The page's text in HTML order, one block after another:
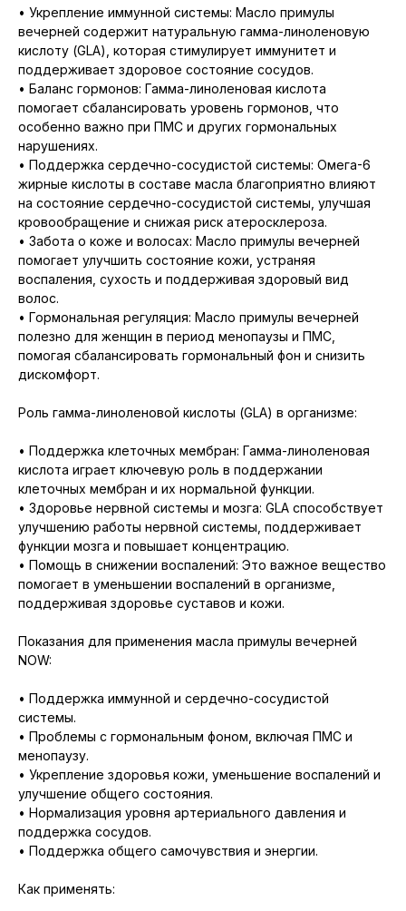
• Укрепление иммунной системы: Масло примулы
вечерней содержит натуральную гамма-линоленовую
кислоту (GLA), которая стимулирует иммунитет и
поддерживает здоровое состояние сосудов.
• Баланс гормонов: Гамма-линоленовая кислота
помогает сбалансировать уровень гормонов, что
особенно важно при ПМС и других гормональных
нарушениях.
• Поддержка сердечно-сосудистой системы: Омега-6
жирные кислоты в составе масла благоприятно влияют
на состояние сердечно-сосудистой системы, улучшая
кровообращение и снижая риск атеросклероза.
• Забота о коже и волосах: Масло примулы вечерней
помогает улучшить состояние кожи, устраняя
воспаления, сухость и поддерживая здоровый вид
волос.
• Гормональная регуляция: Масло примулы вечерней
полезно для женщин в период менопаузы и ПМС,
помогая сбалансировать гормональный фон и снизить
дискомфорт.
Роль гамма-линоленовой кислоты (GLA) в организме:
• Поддержка клеточных мембран: Гамма-линоленовая
кислота играет ключевую роль в поддержании
клеточных мембран и их нормальной функции.
• Здоровье нервной системы и мозга: GLA способствует
улучшению работы нервной системы, поддерживает
функции мозга и повышает концентрацию.
• Помощь в снижении воспалений: Это важное вещество
помогает в уменьшении воспалений в организме,
поддерживая здоровье суставов и кожи.
Показания для применения масла примулы вечерней
NOW:
• Поддержка иммунной и сердечно-сосудистой
системы.
• Проблемы с гормональным фоном, включая ПМС и
менопаузу.
• Укрепление здоровья кожи, уменьшение воспалений и
улучшение общего состояния.
• Нормализация уровня артериального давления и
поддержка сосудов.
• Поддержка общего самочувствия и энергии.
Как применять: